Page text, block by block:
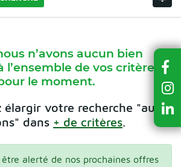
n’avons aucun bien
de vos critères
le moment.
élargir votre recherche "aux
dans + de critères.
être alerté de nos prochaines offres